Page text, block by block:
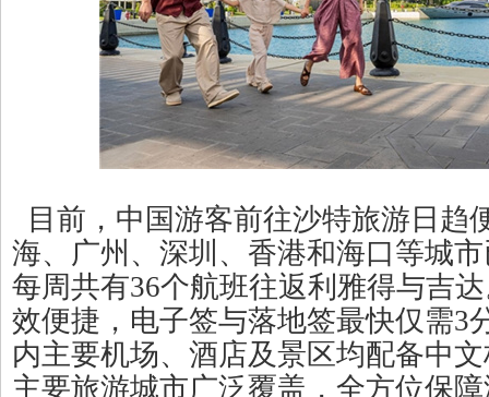
目前，中国游客前往沙特旅游日趋
海、广州、深圳、香港和海口等城
每周共有36个航班往返利雅得与吉
效便捷，电子签与落地签最快仅需3
内主要机场、酒店及景区均配备中
主要旅游城市广泛覆盖，全方位保